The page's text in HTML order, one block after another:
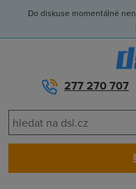
Do diskuse momentálně
277 270 707